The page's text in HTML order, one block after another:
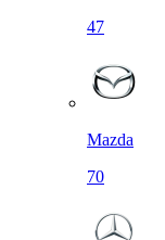
47
Mazda
70